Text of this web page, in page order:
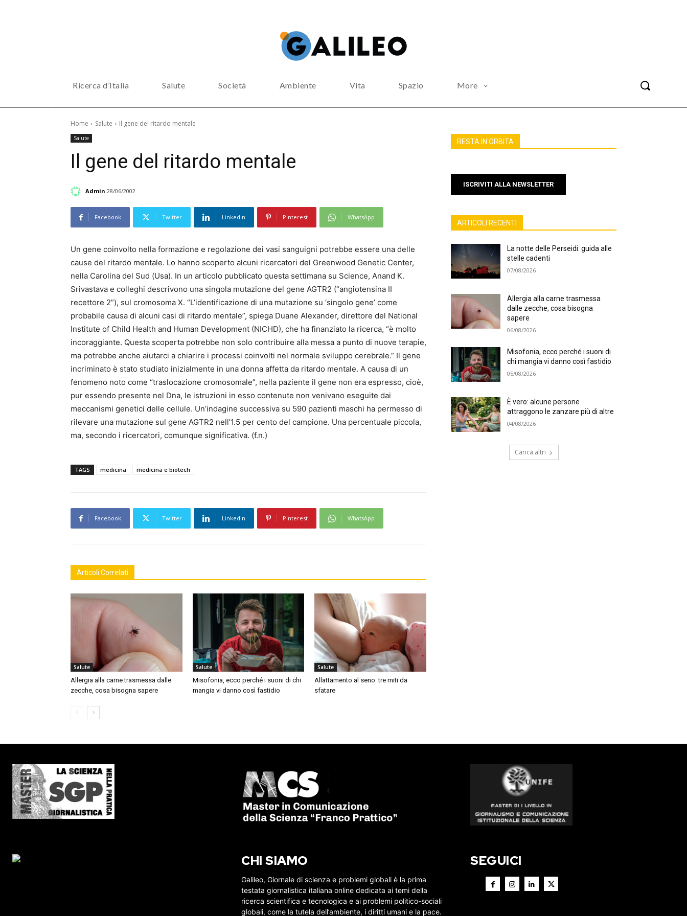
Ricerca d’Italia Salute Società Ambiente Vita Spazio More
Home Salute Il gene del ritardo mentale
Salute
Il gene del ritardo mentale
Admin 28/06/2002
Facebook Twitter Linkedin Pinterest WhatsApp
Un gene coinvolto nella formazione e regolazione dei vasi sanguigni potrebbe essere una delle
cause del ritardo mentale. Lo hanno scoperto alcuni ricercatori del Greenwood Genetic Center,
nella Carolina del Sud (Usa). In un articolo pubblicato questa settimana su Science, Anand K.
Srivastava e colleghi descrivono una singola mutazione del gene AGTR2 (“angiotensina II
recettore 2”), sul cromosoma X. “L’identificazione di una mutazione su ‘singolo gene’ come
probabile causa di alcuni casi di ritardo mentale”, spiega Duane Alexander, direttore del National
Institute of Child Health and Human Development (NICHD), che ha finanziato la ricerca, “è molto
incoraggiante. Questa scoperta potrebbe non solo contribuire alla messa a punto di nuove terapie,
ma potrebbe anche aiutarci a chiarire i processi coinvolti nel normale sviluppo cerebrale.” Il gene
incriminato è stato studiato inizialmente in una donna affetta da ritardo mentale. A causa di un
fenomeno noto come “traslocazione cromosomale”, nella paziente il gene non era espresso, cioè,
pur essendo presente nel Dna, le istruzioni in esso contenute non venivano eseguite dai
meccanismi genetici delle cellule. Un’indagine successiva su 590 pazienti maschi ha permesso di
rilevare una mutazione sul gene AGTR2 nell’1.5 per cento del campione. Una percentuale piccola,
ma, secondo i ricercatori, comunque significativa. (f.n.)
TAGS medicina medicina e biotech
Facebook Twitter Linkedin Pinterest WhatsApp
Articoli Correlati
Salute
Allergia alla carne trasmessa dalle
zecche, cosa bisogna sapere
Salute
Misofonia, ecco perché i suoni di chi
mangia vi danno così fastidio
Salute
Allattamento al seno: tre miti da
sfatare
RESTA IN ORBITA
ISCRIVITI ALLA NEWSLETTER
ARTICOLI RECENTI
La notte delle Perseidi: guida alle
stelle cadenti
07/08/2026
Allergia alla carne trasmessa
dalle zecche, cosa bisogna
sapere
06/08/2026
Misofonia, ecco perché i suoni di
chi mangia vi danno così fastidio
05/08/2026
È vero: alcune persone
attraggono le zanzare più di altre
04/08/2026
Carica altri
CHI SIAMO
Galileo, Giornale di scienza e problemi globali è la prima
testata giornalistica italiana online dedicata ai temi della
ricerca scientifica e tecnologica e ai problemi politico-sociali
globali, come la tutela dell’ambiente, i diritti umani e la pace.
SEGUICI